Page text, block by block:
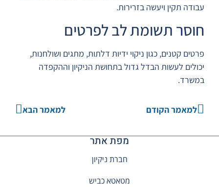
עבודה תקין ויעשה בזרירות.
חוסר תשומת לב לפרטים
פרטים קטנים, כגון ניקוי ידיות דלתות, מתגים ושולחנות,
יכולים לעשות הבדל גדול בתחושת הניקיון וההקפדה
במשרד.
למאמר הקודם למאמר הבא
מפת אתר
חברת ניקיון
מטאטא כביש